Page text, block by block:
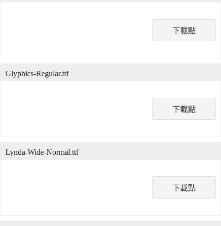
下載點
下載點
Glyphics-Regular.ttf
下載點
Lynda-Wide-Normal.ttf